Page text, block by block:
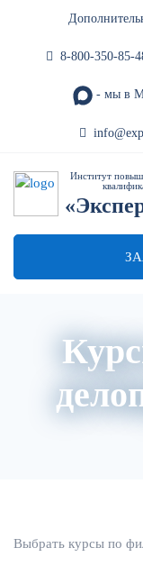
8-800-350-85-
- мы в
Институт
Выбрать курсы по